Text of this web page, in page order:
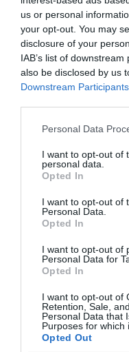
us or personal
your opt-out. You may
disclosure of your
IAB’s list of
also be disclosed by us
Downstream Participants
Please note that this
not limited to your visit
grant or deny consent
use your data for below
consent section.
Personal Data
I want to opt-out of
personal data.
Opted In
I want to opt-out of
Personal Data.
Opted In
I want to opt-out of
Personal Data for
Opted In
I want to opt-out of
Retention, Sale,
Personal Data that
Purposes for which
Opted Out
PERFECTO PARA
Tanto si eres de los que
para salir con la
Leer Más
BICICLETAS
BIKE: PARA
bicicletas infantiles y
cada...
Leer Más